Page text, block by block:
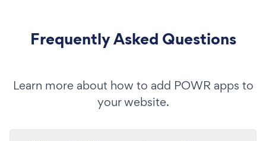
Frequently Asked Questions
Learn more about how to add POWR apps to
your website.